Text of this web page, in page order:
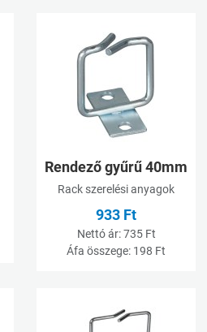
Kívánságlistához adom
Összehasonlításhoz adom
Rendező gyűrű 40mm
Rack szerelési anyagok
933 Ft
Nettó ár:735 Ft
Áfa összege: 198 Ft
Kívánságlistához adom